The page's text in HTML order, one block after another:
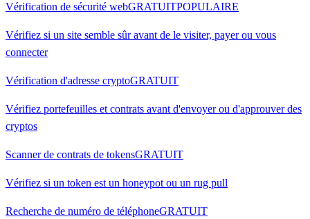
Vérification de sécurité webGRATUITPOPULAIRE
Vérifiez si un site semble sûr avant de le visiter, payer ou vous
connecter
Vérification d'adresse cryptoGRATUIT
Vérifiez portefeuilles et contrats avant d'envoyer ou d'approuver des
cryptos
Scanner de contrats de tokensGRATUIT
Vérifiez si un token est un honeypot ou un rug pull
Recherche de numéro de téléphoneGRATUIT